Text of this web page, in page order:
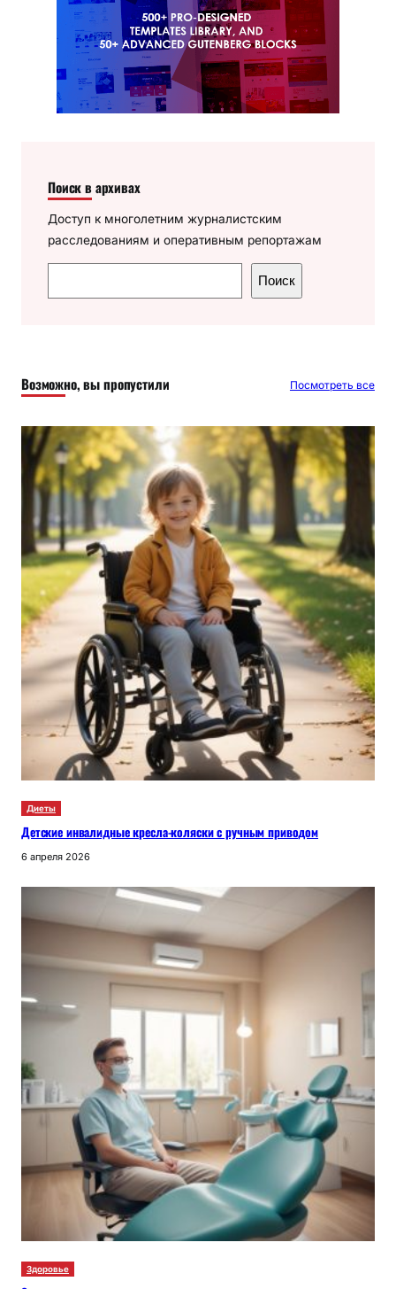
Поиск в архивах
Доступ к многолетним журналистским
расследованиям и оперативным репортажам
о
Поиск
Возможно, вы пропустили Посмотреть все
Диеты
Детские инвалидные кресла-коляски с ручным приводом
6 апреля 2026
Здоровье